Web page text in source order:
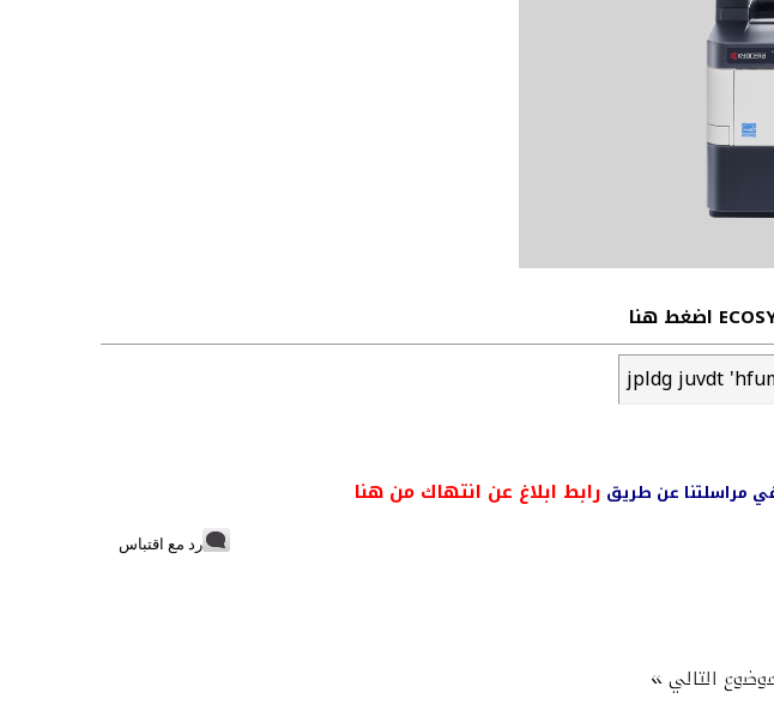
jpldg juvdt
في مراسلتنا عن طريق رابط ابلاغ عن انتهاك من هنا
رد مع اقتباس
التالي»